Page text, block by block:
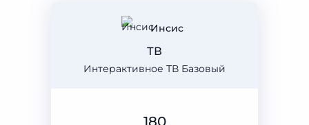
Инсис
Интерактивное ТВ Базовый
ТВ
180